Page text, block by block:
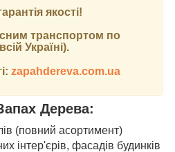
якості!
транспортом по
Україні).
zapahdereva.com.ua
Дерева:
(повний асортимент)
інтер'єрів, фасадів будинків